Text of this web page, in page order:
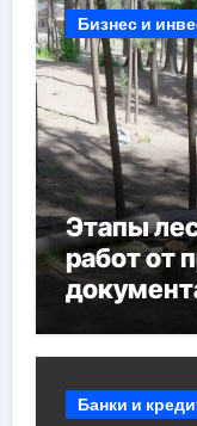
Бизнес и
Этапы
работ от
Банки и